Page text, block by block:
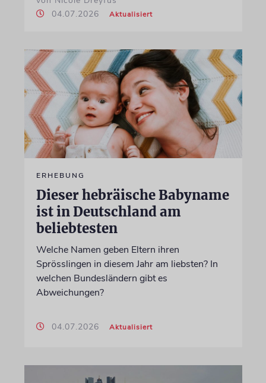
04.07.2026
Aktualisiert
ERHEBUNG
Dieser hebräische Babyname
ist in Deutschland am
beliebtesten
Welche Namen geben Eltern ihren
Sprösslingen in diesem Jahr am liebsten? In
welchen Bundesländern gibt es
Abweichungen?
04.07.2026 Aktualisiert